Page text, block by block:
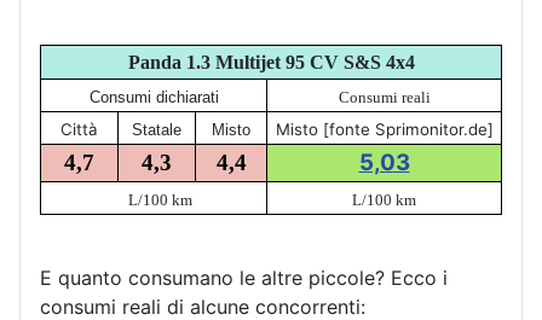
Panda 1.3 Multijet 95 CV S&S 4x4
Consumi dichiarati Consumi reali
Città Statale Misto Misto [fonte Sprimonitor.de]
4,7 4,3 4,4 5,03
L/100 km L/100 km
E quanto consumano le altre piccole? Ecco i
consumi reali di alcune concorrenti: